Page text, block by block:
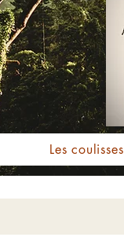
Les coulisses